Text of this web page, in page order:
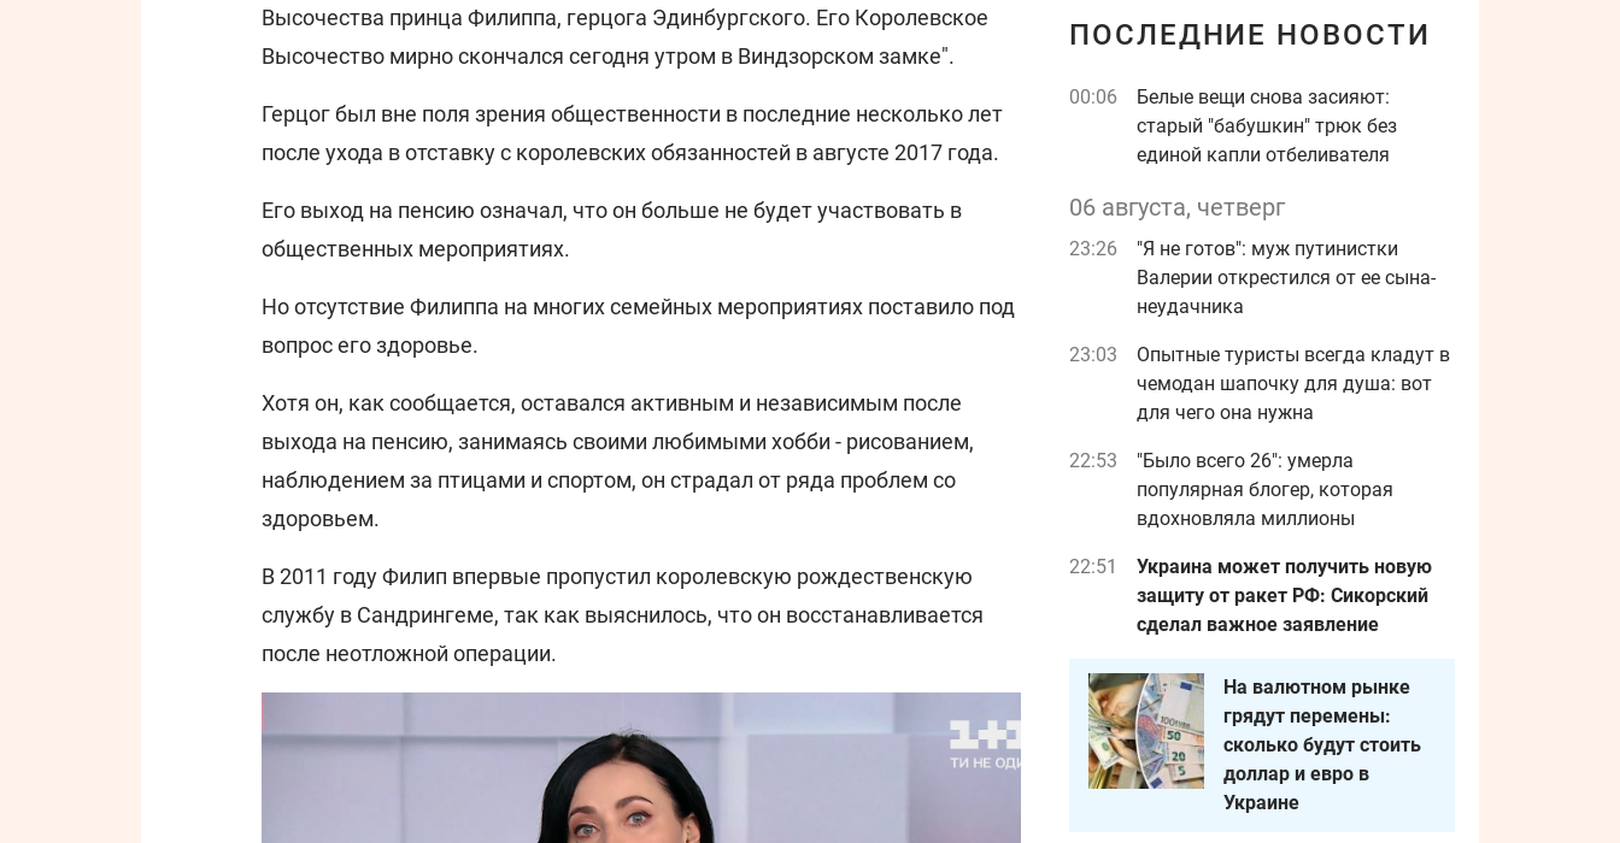
Высочества принца Филиппа, герцога Эдинбургского. Его Королевское
Высочество мирно скончался сегодня утром в Виндзорском замке".
Герцог был вне поля зрения общественности в последние несколько лет
после ухода в отставку с королевских обязанностей в августе 2017 года.
Его выход на пенсию означал, что он больше не будет участвовать в
общественных мероприятиях.
Но отсутствие Филиппа на многих семейных мероприятиях поставило под
вопрос его здоровье.
Хотя он, как сообщается, оставался активным и независимым после
выхода на пенсию, занимаясь своими любимыми хобби - рисованием,
наблюдением за птицами и спортом, он страдал от ряда проблем со
здоровьем.
В 2011 году Филип впервые пропустил королевскую рождественскую
службу в Сандрингеме, так как выяснилось, что он восстанавливается
после неотложной операции.
ПОСЛЕДНИЕ НОВОСТИ
00:06
Белые вещи снова засияют:
старый "бабушкин" трюк без
единой капли отбеливателя
06 августа, четверг
23:26
"Я не готов": муж путинистки
Валерии открестился от ее сына-
неудачника
23:03
Опытные туристы всегда кладут в
чемодан шапочку для душа: вот
для чего она нужна
22:53
"Было всего 26": умерла
популярная блогер, которая
вдохновляла миллионы
22:51
Украина может получить новую
защиту от ракет РФ: Сикорский
сделал важное заявление
На валютном рынке
грядут перемены:
сколько будут стоить
доллар и евро в
Украине